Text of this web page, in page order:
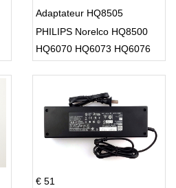
Adaptateur HQ8505
PHILIPS Norelco HQ8500
HQ6070 HQ6073 HQ6076
€ 51